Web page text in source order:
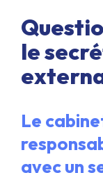
le
Le
avec un